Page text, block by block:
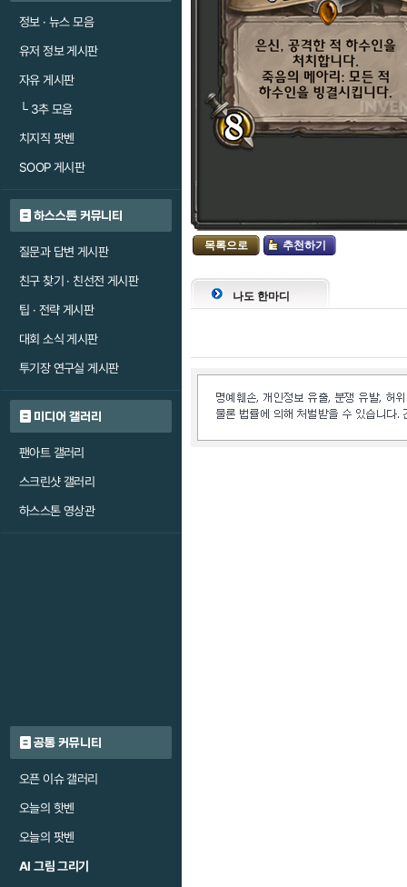
정보 · 뉴스 모음
유저 정보 게시판
자유 게시판
└3추 모음
치지직 팟벤
SOOP 게시판
하스스톤 커뮤니티
질문과 답변 게시판
친구 찾기 · 친선전 게시판
팁 · 전략 게시판
대회 소식 게시판
투기장 연구실 게시판
미디어 갤러리
팬아트 갤러리
스크린샷 갤러리
하스스톤 영상관
공통 커뮤니티
오픈 이슈 갤러리
오늘의 핫벤
오늘의 팟벤
AI 그림 그리기
목록으로 추천하기
나도 한마디